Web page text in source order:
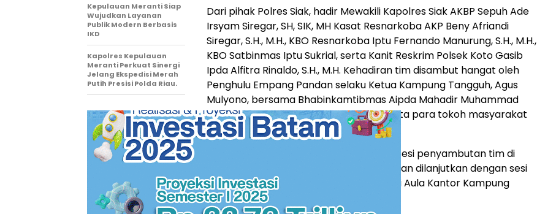
Dari pihak Polres Siak, hadir Mewakili Kapolres Siak AKBP Sepuh Ade
Irsyam Siregar, SH, SIK, MH Kasat Resnarkoba AKP Beny Afriandi
Siregar, S.H., M.H., KBO Resnarkoba Iptu Fernando Manurung, S.H., M.H.,
KBO Satbinmas Iptu Sukrial, serta Kanit Reskrim Polsek Koto Gasib
Ipda Alfitra Rinaldo, S.H., M.H. Kehadiran tim disambut hangat oleh
Penghulu Empang Pandan selaku Ketua Kampung Tangguh, Agus
Mulyono, bersama Bhabinkamtibmas Aipda Mahadir Muhammad
yang menjabat sebagai Wakil Ketua, serta para tokoh masyarakat
dan perangkat kampung.
Rangkaian penilaian diawali dengan prosesi penyambutan tim di
Kampung Empang Pandan, yang kemudian dilanjutkan dengan sesi
bincang-bincang dan diskusi interaktif di Aula Kantor Kampung
Empang Pandan.
Kepulauan Meranti Siap
Wujudkan Layanan
Publik Modern Berbasis
IKD
Kapolres Kepulauan
Meranti Perkuat Sinergi
Jelang Ekspedisi Merah
Putih Presisi Polda Riau.